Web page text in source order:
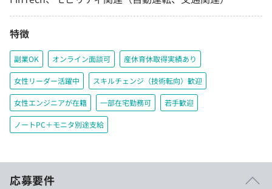
特徴
副業OK オンライン面談可 産休育休取得実績あり
女性リーダー活躍中 スキルチェンジ（技術転向）歓迎
女性エンジニアが在籍 一部在宅勤務可 若手歓迎
ノートPC＋モニタ別途支給
応募要件